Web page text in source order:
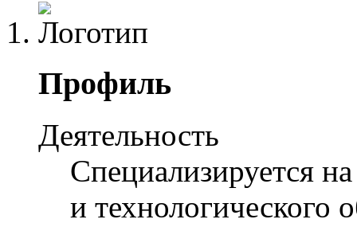
Профиль
Деятельность
Специализируется
и технологического